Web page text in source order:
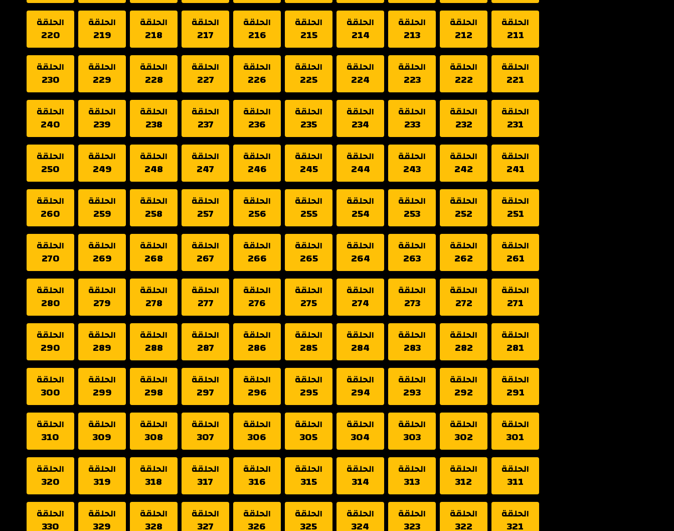
الحلقة
211
الحلقة
212
الحلقة
213
الحلقة
214
الحلقة
215
الحلقة
216
الحلقة
217
الحلقة
218
الحلقة
219
الحلقة
220
الحلقة
221
الحلقة
222
الحلقة
223
الحلقة
224
الحلقة
225
الحلقة
226
الحلقة
227
الحلقة
228
الحلقة
229
الحلقة
230
الحلقة
231
الحلقة
232
الحلقة
233
الحلقة
234
الحلقة
235
الحلقة
236
الحلقة
237
الحلقة
238
الحلقة
239
الحلقة
240
الحلقة
241
الحلقة
242
الحلقة
243
الحلقة
244
الحلقة
245
الحلقة
246
الحلقة
247
الحلقة
248
الحلقة
249
الحلقة
250
الحلقة
251
الحلقة
252
الحلقة
253
الحلقة
254
الحلقة
255
الحلقة
256
الحلقة
257
الحلقة
258
الحلقة
259
الحلقة
260
الحلقة
261
الحلقة
262
الحلقة
263
الحلقة
264
الحلقة
265
الحلقة
266
الحلقة
267
الحلقة
268
الحلقة
269
الحلقة
270
الحلقة
271
الحلقة
272
الحلقة
273
الحلقة
274
الحلقة
275
الحلقة
276
الحلقة
277
الحلقة
278
الحلقة
279
الحلقة
280
الحلقة
281
الحلقة
282
الحلقة
283
الحلقة
284
الحلقة
285
الحلقة
286
الحلقة
287
الحلقة
288
الحلقة
289
الحلقة
290
الحلقة
291
الحلقة
292
الحلقة
293
الحلقة
294
الحلقة
295
الحلقة
296
الحلقة
297
الحلقة
298
الحلقة
299
الحلقة
300
الحلقة
301
الحلقة
302
الحلقة
303
الحلقة
304
الحلقة
305
الحلقة
306
الحلقة
307
الحلقة
308
الحلقة
309
الحلقة
310
الحلقة
311
الحلقة
312
الحلقة
313
الحلقة
314
الحلقة
315
الحلقة
316
الحلقة
317
الحلقة
318
الحلقة
319
الحلقة
320
الحلقة
321
الحلقة
322
الحلقة
323
الحلقة
324
الحلقة
325
الحلقة
326
الحلقة
327
الحلقة
328
الحلقة
329
الحلقة
330